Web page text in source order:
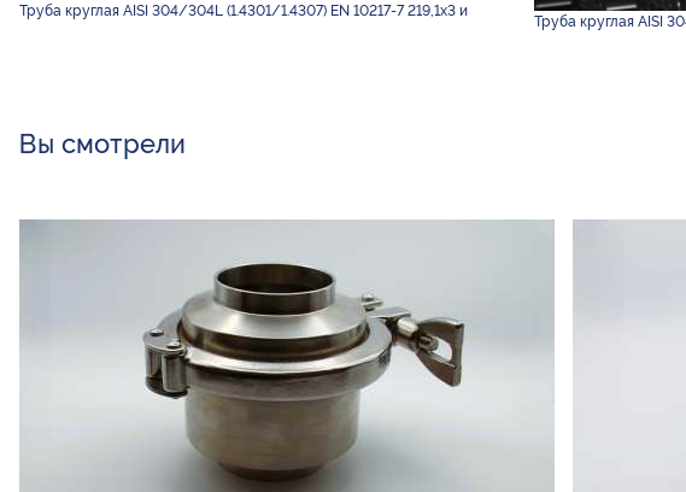
Труба круглая AISI 304/304L (1.4301/1.4307) EN 10217-7 219,1х3 и
Труба круглая AISI
Вы смотрели